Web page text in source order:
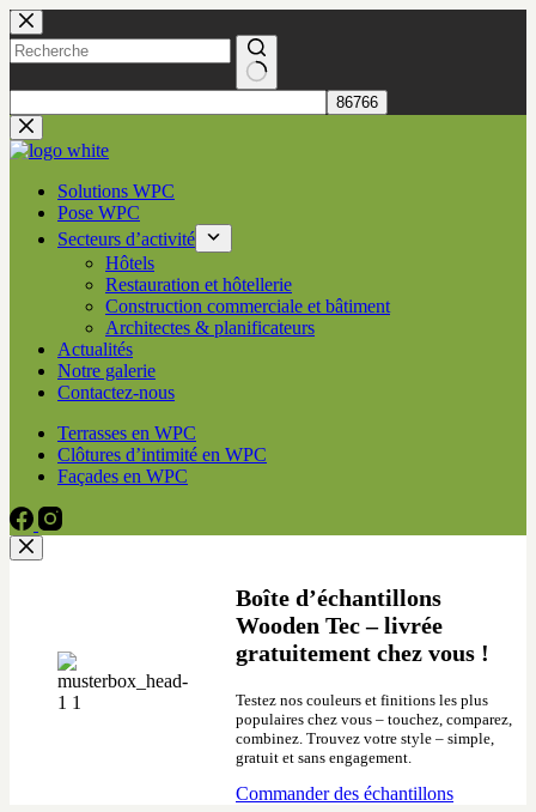
Passer
au
contenu
résultat
Solutions WPC
Pose WPC
Secteurs d’activité
Hôtels
Restauration et hôtellerie
Construction commerciale et bâtiment
Architectes & planificateurs
Actualités
Notre galerie
Contactez-nous
Terrasses en WPC
Clôtures d’intimité en WPC
Façades en WPC
Boîte d’échantillons
Wooden Tec – livrée
gratuitement chez vous !
Testez nos couleurs et finitions les plus
populaires chez vous – touchez, comparez,
combinez. Trouvez votre style – simple,
gratuit et sans engagement.
Commander des échantillons